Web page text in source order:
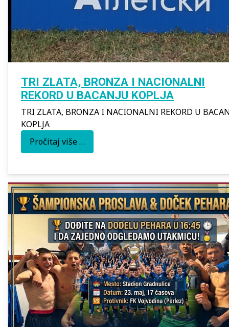
TRI ZLATA, BRONZA I NACIONALNI
REKORD U BACANJU KOPLJA
TRI ZLATA, BRONZA I NACIONALNI REKORD U
KOPLJA
Pročitaj više …